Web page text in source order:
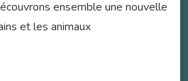
ensemble une nouvelle
et les animaux